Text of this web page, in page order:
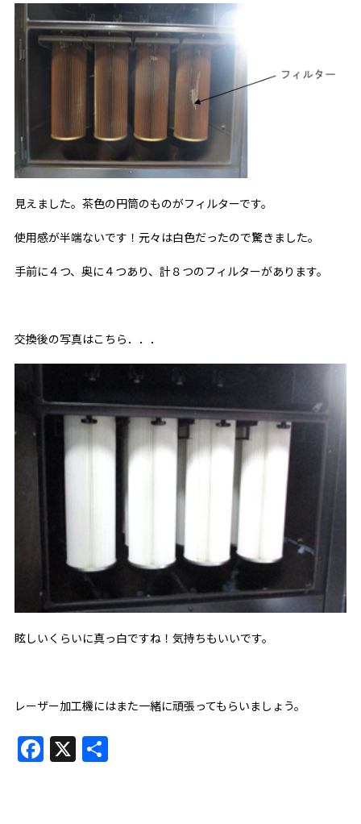
見えました。茶色の円筒のものがフィルターです。
使用感が半端ないです！元々は白色だったので驚きました。
手前に４つ、奥に４つあり、計８つのフィルターがあります。
交換後の写真はこちら．．．
眩しいくらいに真っ白ですね！気持ちもいいです。
レーザー加工機にはまた一緒に頑張ってもらいましょう。
Facebook
X 共
有